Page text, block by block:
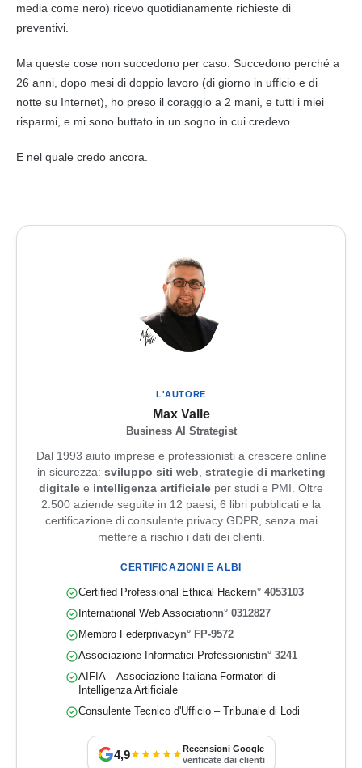
media come nero) ricevo quotidianamente richieste di
preventivi.
Ma queste cose non succedono per caso. Succedono perché a
26 anni, dopo mesi di doppio lavoro (di giorno in ufficio e di
notte su Internet), ho preso il coraggio a 2 mani, e tutti i miei
risparmi, e mi sono buttato in un sogno in cui credevo.
E nel quale credo ancora.
L'AUTORE
Max Valle
Business AI Strategist
Dal 1993 aiuto imprese e professionisti a crescere online
in sicurezza: sviluppo siti web, strategie di marketing
digitale e intelligenza artificiale per studi e PMI. Oltre
2.500 aziende seguite in 12 paesi, 6 libri pubblicati e la
certificazione di consulente privacy GDPR, senza mai
mettere a rischio i dati dei clienti.
CERTIFICAZIONI E ALBI
Certified Professional Ethical Hackern° 4053103
International Web Associationn° 0312827
Membro Federprivacyn° FP-9572
Associazione Informatici Professionistin° 3241
AIFIA – Associazione Italiana Formatori di
Intelligenza Artificiale
Consulente Tecnico d'Ufficio – Tribunale di Lodi
4,9
Recensioni Google
verificate dai clienti